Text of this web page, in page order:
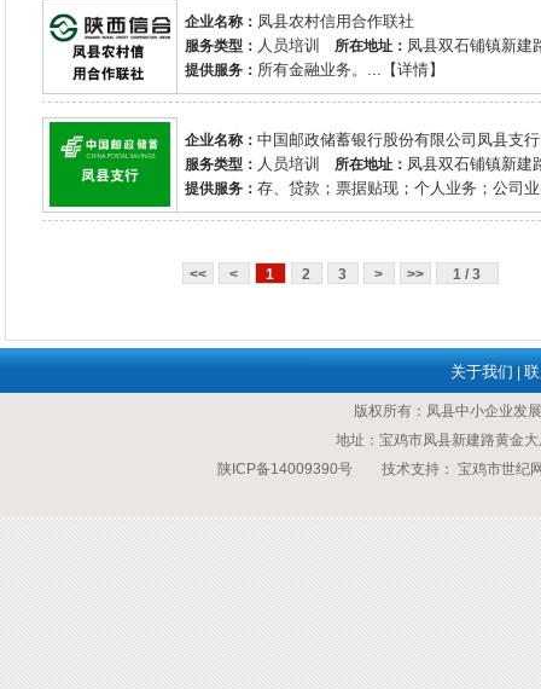
企业名称： 凤县农村信用合作联社
服务类型： 人员培训 所在地址： 凤县双石铺镇新建
提供服务： 所有金融业务。...【详情】
企业名称： 中国邮政储蓄银行股份有限公司凤县支行
服务类型： 人员培训 所在地址： 凤县双石铺镇新建
提供服务： 存、贷款；票据贴现；个人业务；公司
<< < 1 2 3 > >> 1 / 3
关于我们
版权所有：凤县中小企业
地址：宝鸡市凤县新建路黄
陕ICP备14009390号 技术支持： 宝鸡市世纪